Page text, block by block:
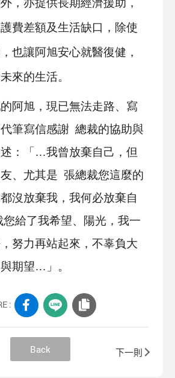
，亦提供長期經濟援助，
費差額及生活缺口，除使
也讓阿旭安心就醫復健，
來的生活。
阿旭，現已無法走路、寫
筆寫信感謝 總裁的協助與
：「…我曾放棄自己，但
、尤其是 張總裁您這麼的
沒放棄我，我何必放棄自
您給了我希望、陽光，我一
努力再站起來，不辜負大
期望…」。
:
Back 下一則